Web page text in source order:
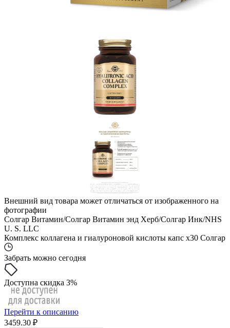
Внешний вид товара может отличаться от изображенного на
фотографии
Солгар Витамин/Солгар Витамин энд Херб/Солгар Инк/NHS
U. S. LLC
Комплекс коллагена и гиалуроновой кислоты капс x30 Солгар
Забрать можно сегодня
Доступна скидка 3%
Перейти к описанию
3459.30 ₽